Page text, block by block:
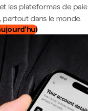
les plateformes de
partout dans le monde.